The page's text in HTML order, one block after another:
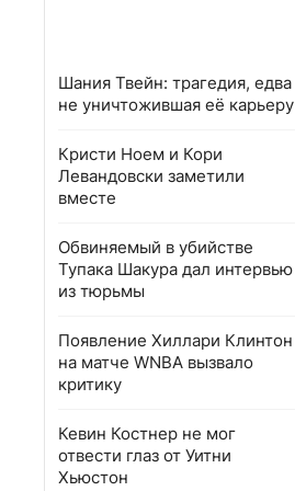
Шания Твейн: трагедия, едва
не уничтожившая её карьеру
Кристи Ноем и Кори
Левандовски заметили
вместе
Обвиняемый в убийстве
Тупака Шакура дал интервью
из тюрьмы
Появление Хиллари Клинтон
на матче WNBA вызвало
критику
Кевин Костнер не мог
отвести глаз от Уитни
Хьюстон